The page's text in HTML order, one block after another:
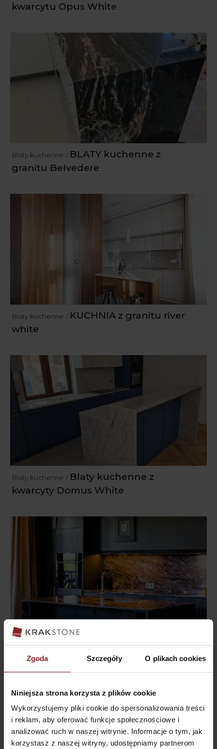
Zgoda Szczegóły O plikach cookies
Niniejsza strona korzysta z plików cookie
Wykorzystujemy pliki cookie do spersonalizowania treści
i reklam, aby oferować funkcje społecznościowe i
analizować ruch w naszej witrynie. Informacje o tym, jak
korzystasz z naszej witryny, udostępniamy partnerom
kwarcytu Opus White
Blaty kuchenne / BLATY kuchenne z
granitu Belvedere
Blaty kuchenne / KUCHNIA z granitu river
white
Blaty kuchenne / Blaty kuchenne z
kwarcyty Domus White
Blaty kuchenne / KUCHNIA granitowa,
www.piotrparadowski.com,
https://www.facebook.com